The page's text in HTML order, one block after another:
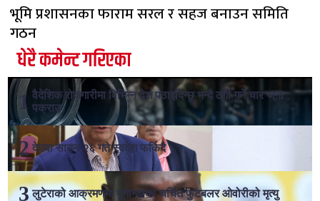
भूमि प्रशासनका फाराम सरल र सहज बनाउन समिति
गठन
धेरै कमेन्ट गरिएका
वैदेशिक रोजगारीमा विभिन्न देश पठाइदिन्छु भन्दै ठगी गर्ने चार जना
पक्राउ
देउवा साउन २६ गते स्वदेश फर्किदै
लुटेराको आक्रमणमा युगान्डाका चर्चित फुटबलर ओवोरीको मृत्यु